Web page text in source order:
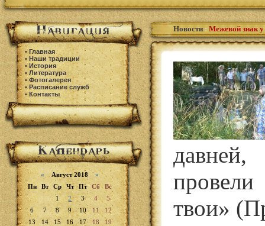
•Главная
•Наши традиции
•История
•Литература
•Фотогалерея
•Расписание служб
•Контакты
«Август 2018»
Пн
Вт Ср Чт Пт Сб
Вс
1
2 3 4
5
6
7 8 9 10 11
12
13
14 15 16 17 18
19
Новости : Межевой знак
твои»